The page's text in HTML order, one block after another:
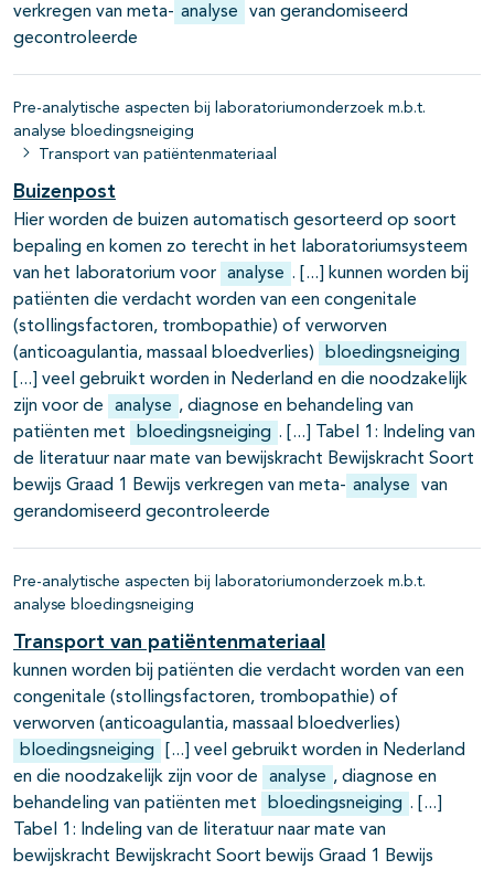
verkregen van meta- analyse
van gerandomiseerd
gecontroleerde
Pre-analytische aspecten bij laboratoriumonderzoek m.b.t.
analyse bloedingsneiging
Transport van patiëntenmateriaal
Buizenpost
Hier worden de buizen automatisch gesorteerd op soort
bepaling en komen zo terecht in het laboratoriumsysteem
van het laboratorium voor
analyse .
kunnen worden bij
patiënten die verdacht worden van een congenitale
(stollingsfactoren, trombopathie) of verworven
(anticoagulantia, massaal bloedverlies)
bloedingsneiging
veel gebruikt worden in Nederland en die noodzakelijk
zijn voor de
analyse , diagnose en behandeling van
patiënten met
bloedingsneiging .
Tabel 1: Indeling van
de literatuur naar mate van bewijskracht Bewijskracht Soort
bewijs Graad 1 Bewijs verkregen van meta- analyse
van
gerandomiseerd gecontroleerde
Pre-analytische aspecten bij laboratoriumonderzoek m.b.t.
analyse bloedingsneiging
Transport van patiëntenmateriaal
kunnen worden bij patiënten die verdacht worden van een
congenitale (stollingsfactoren, trombopathie) of
verworven (anticoagulantia, massaal bloedverlies)
bloedingsneiging
veel gebruikt worden in Nederland
en die noodzakelijk zijn voor de
analyse , diagnose en
behandeling van patiënten met
bloedingsneiging .
Tabel 1: Indeling van de literatuur naar mate van
bewijskracht Bewijskracht Soort bewijs Graad 1 Bewijs